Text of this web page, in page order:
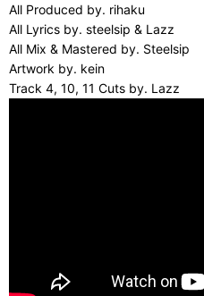
All Produced by. rihaku
All Lyrics by. steelsip & Lazz
All Mix & Mastered by. Steelsip
Artwork by. kein
Track 4, 10, 11 Cuts by. Lazz